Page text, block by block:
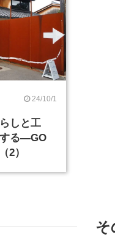
24/10/1
しと工
る―GO
2）
そ